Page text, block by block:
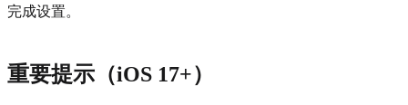
完成设置。
重要提示（iOS 17+）